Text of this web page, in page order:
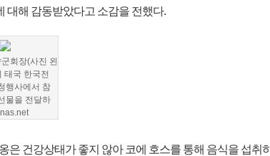
대해 감동받았다고 소감을 전했다.
회장(사진 왼
태국 한국전
행사에서 참
물을 전달하
은 건강상태가 좋지 않아 코에 호스를 통해 음식을 섭취